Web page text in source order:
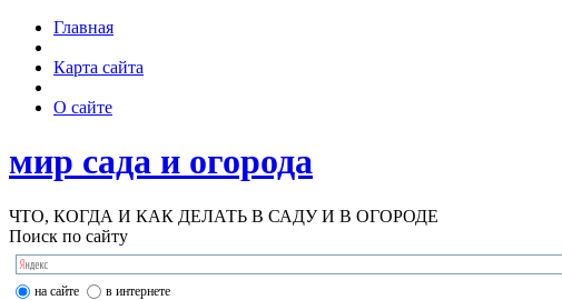
Главная
Карта сайта
О сайте
мир сада и огорода
ЧТО, КОГДА И КАК ДЕЛАТЬ В САДУ И В ОГОРОДЕ
Поиск по сайту
на сайте в интернете